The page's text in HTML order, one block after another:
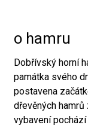
o hamru
Dobřívský horní
památka svého
postavena
dřevěných
vybavení